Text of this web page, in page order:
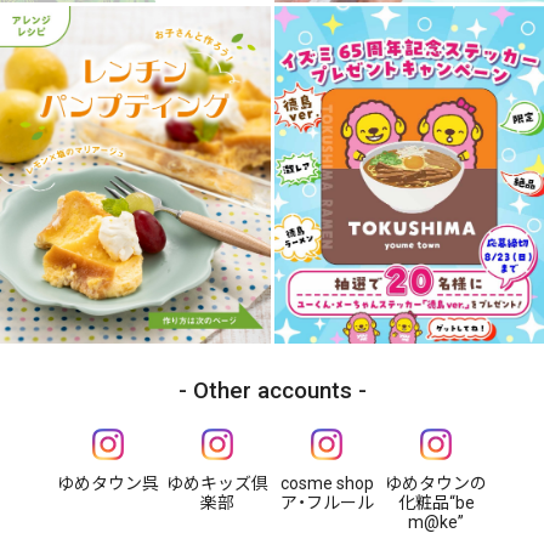
Other accounts
ゆめタウン呉 ゆめキッズ倶
楽部
cosme shop
ア・フルール
ゆめタウンの
化粧品“be
m@ke”